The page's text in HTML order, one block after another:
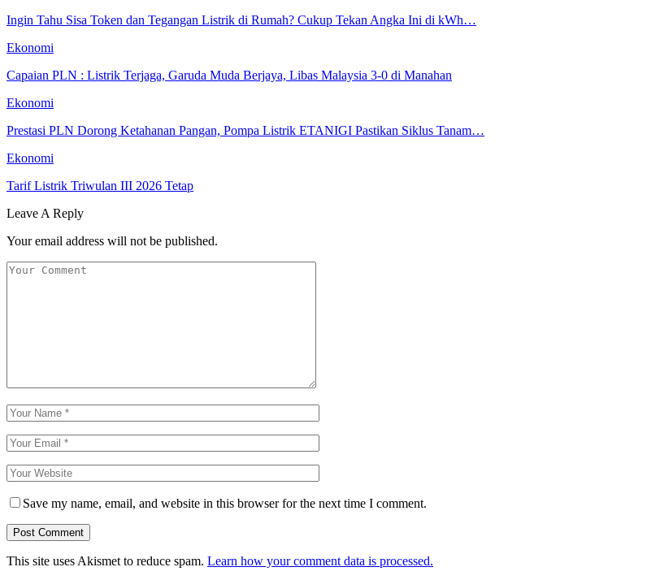
Ingin Tahu Sisa Token dan Tegangan Listrik di Rumah? Cukup Tekan Angka Ini di kWh…
Ekonomi
Capaian PLN : Listrik Terjaga, Garuda Muda Berjaya, Libas Malaysia 3-0 di Manahan
Ekonomi
Prestasi PLN Dorong Ketahanan Pangan, Pompa Listrik ETANIGI Pastikan Siklus Tanam…
Ekonomi
Tarif Listrik Triwulan III 2026 Tetap
Leave A Reply
Your email address will not be published.
Save my name, email, and website in this browser for the next time I comment.
This site uses Akismet to reduce spam. Learn how your comment data is processed.